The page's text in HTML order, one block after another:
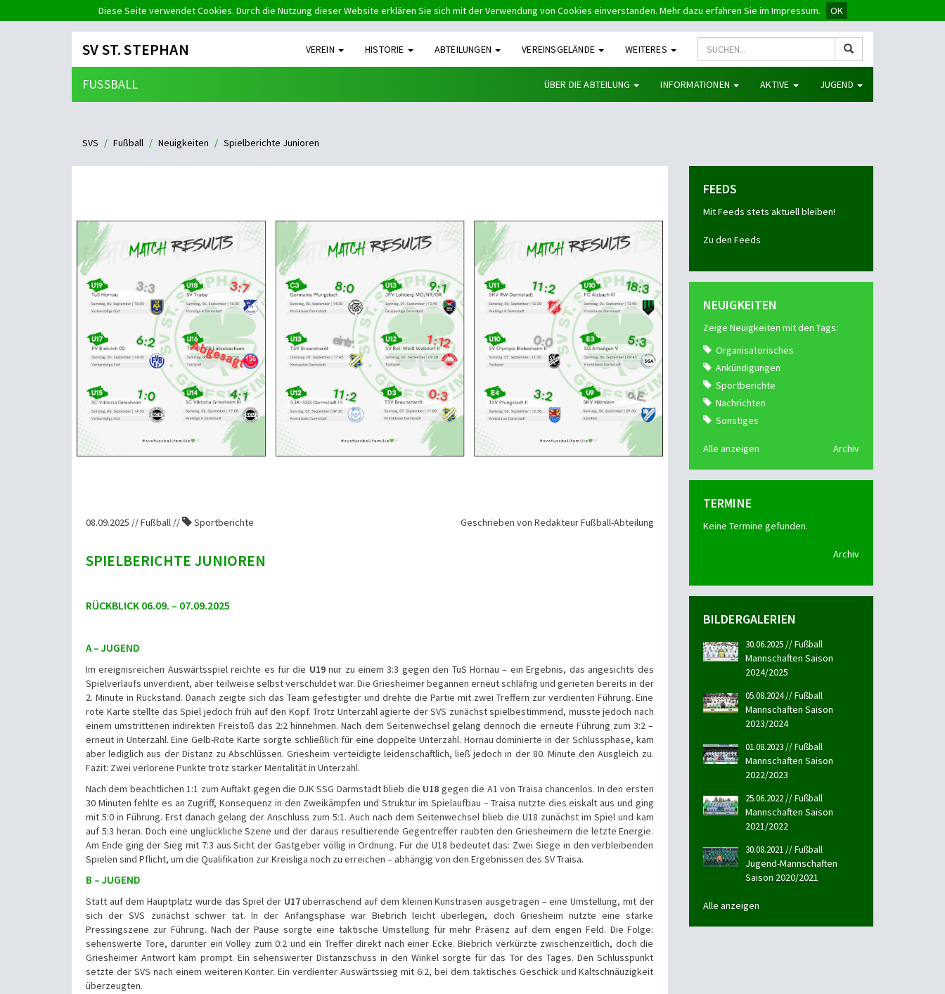
Diese Seite verwendet Cookies. Durch die Nutzung dieser Website erklären Sie sich mit der Verwendung von Cookies einverstanden. Mehr dazu erfahren Sie im Impressum. OK
SV ST. STEPHAN VEREIN HISTORIE ABTEILUNGEN VEREINSGELÄNDE WEITERES
FUSSBALL ÜBER DIE ABTEILUNG INFORMATIONEN AKTIVE JUGEND
SVS Fußball Neuigkeiten Spielberichte Junioren
08.09.2025 // Fußball // Sportberichte Geschrieben von Redakteur Fußball-Abteilung
SPIELBERICHTE JUNIOREN
RÜCKBLICK 06.09. – 07.09.2025
A – JUGEND
Im ereignisreichen Auswärtsspiel reichte es für die U19nur zu einem 3:3 gegen den TuS Hornau – ein Ergebnis, das angesichts des
Spielverlaufs unverdient, aber teilweise selbst verschuldet war. Die Griesheimer begannen erneut schläfrig und gerieten bereits in der
2. Minute in Rückstand. Danach zeigte sich das Team gefestigter und drehte die Partie mit zwei Treffern zur verdienten Führung. Eine
rote Karte stellte das Spiel jedoch früh auf den Kopf. Trotz Unterzahl agierte der SVS zunächst spielbestimmend, musste jedoch nach
einem umstrittenen indirekten Freistoß das 2:2 hinnehmen. Nach dem Seitenwechsel gelang dennoch die erneute Führung zum 3:2 –
erneut in Unterzahl. Eine Gelb-Rote Karte sorgte schließlich für eine doppelte Unterzahl. Hornau dominierte in der Schlussphase, kam
aber lediglich aus der Distanz zu Abschlüssen. Griesheim verteidigte leidenschaftlich, ließ jedoch in der 80. Minute den Ausgleich zu.
Fazit: Zwei verlorene Punkte trotz starker Mentalität in Unterzahl.
Nach dem beachtlichen 1:1 zum Auftakt gegen die DJK SSG Darmstadt blieb die U18 gegen die A1 von Traisa chancenlos. In den ersten
30 Minuten fehlte es an Zugriff, Konsequenz in den Zweikämpfen und Struktur im Spielaufbau – Traisa nutzte dies eiskalt aus und ging
mit 5:0 in Führung. Erst danach gelang der Anschluss zum 5:1. Auch nach dem Seitenwechsel blieb die U18 zunächst im Spiel und kam
auf 5:3 heran. Doch eine unglückliche Szene und der daraus resultierende Gegentreffer raubten den Griesheimern die letzte Energie.
Am Ende ging der Sieg mit 7:3 aus Sicht der Gastgeber völlig in Ordnung. Für die U18 bedeutet das: Zwei Siege in den verbleibenden
Spielen sind Pflicht, um die Qualifikation zur Kreisliga noch zu erreichen – abhängig von den Ergebnissen des SV Traisa.
B – JUGEND
Statt auf dem Hauptplatz wurde das Spiel der U17überraschend auf dem kleinen Kunstrasen ausgetragen – eine Umstellung, mit der
sich der SVS zunächst schwer tat. In der Anfangsphase war Biebrich leicht überlegen, doch Griesheim nutzte eine starke
Pressingszene zur Führung. Nach der Pause sorgte eine taktische Umstellung für mehr Präsenz auf dem engen Feld. Die Folge:
sehenswerte Tore, darunter ein Volley zum 0:2 und ein Treffer direkt nach einer Ecke. Biebrich verkürzte zwischenzeitlich, doch die
Griesheimer Antwort kam prompt. Ein sehenswerter Distanzschuss in den Winkel sorgte für das Tor des Tages. Den Schlusspunkt
setzte der SVS nach einem weiteren Konter. Ein verdienter Auswärtssieg mit 6:2, bei dem taktisches Geschick und Kaltschnäuzigkeit
überzeugten.
FEEDS
Mit Feeds stets aktuell bleiben!
Zu den Feeds
NEUIGKEITEN
Zeige Neuigkeiten mit den Tags:
Organisatorisches
Ankündigungen
Sportberichte
Nachrichten
Sonstiges
Alle anzeigen Archiv
TERMINE
Keine Termine gefunden.
Archiv
BILDERGALERIEN
30.06.2025 // Fußball
Mannschaften Saison
2024/2025
05.08.2024 // Fußball
Mannschaften Saison
2023/2024
01.08.2023 // Fußball
Mannschaften Saison
2022/2023
25.06.2022 // Fußball
Mannschaften Saison
2021/2022
30.08.2021 // Fußball
Jugend-Mannschaften
Saison 2020/2021
Alle anzeigen